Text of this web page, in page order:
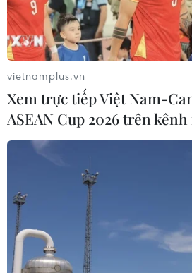
vietnamplus.vn
Xem trực tiếp Việt Nam-
ASEAN Cup 2026 trên kênh